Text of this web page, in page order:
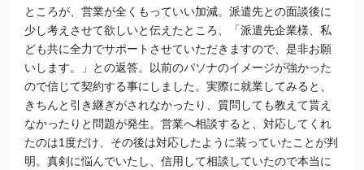
ところが、営業が全くもっていい加減。派遣先との面談後に
少し考えさせて欲しいと伝えたところ、「派遣先企業様、私
ども共に全力でサポートさせていただきますので、是非お願
いします。」との返答。以前のパソナのイメージが強かった
ので信じて契約する事にしました。実際に就業してみると、
きちんと引き継ぎがされなかったり、質問しても教えて貰え
なかったりと問題が発生。営業へ相談すると、対応してくれ
たのは1度だけ、その後は対応したように装っていたことが判
明。真剣に悩んでいたし、信用して相談していたので本当に